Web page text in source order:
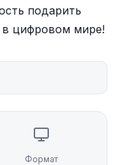
подарить
в цифровом мире!
Формат